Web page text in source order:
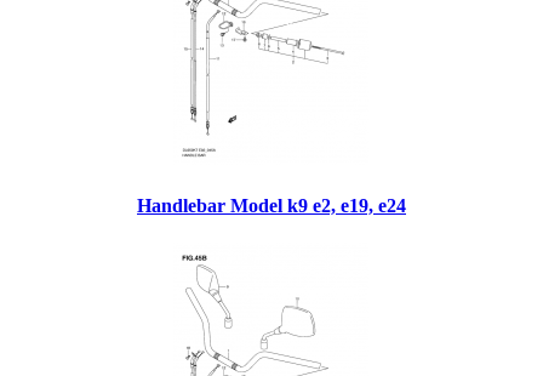
Handlebar Model k9 e2, e19, e24